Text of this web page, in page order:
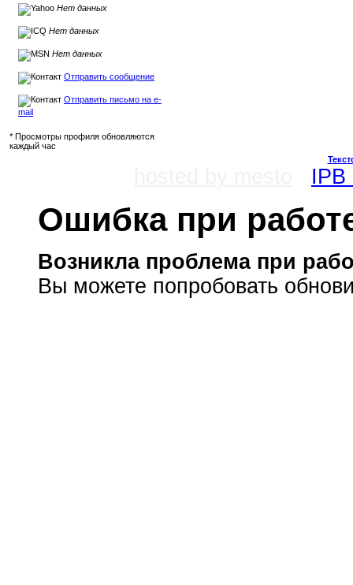
Нет данных
Нет данных
Нет данных
Отправить сообщение
Отправить письмо на e-
mail
* Просмотры профиля обновляются
каждый час
IPB
Ошибка при
Возникла проблема при
Вы можете попробовать